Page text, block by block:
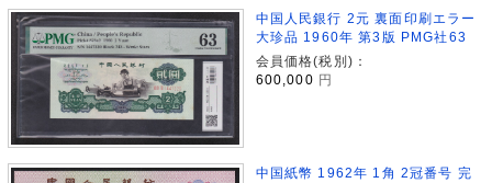
中国人民銀行 2元 裏面印刷エラー
大珍品 1960年 第3版 PMG社63
会員価格(税別)：
600,000 円
中国紙幣 1962年 1角 2冠番号 完